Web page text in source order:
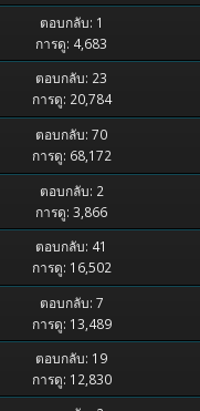
ตอบกลับ: 1
การดู: 4,683
ตอบกลับ: 23
การดู: 20,784
ตอบกลับ: 70
การดู: 68,172
ตอบกลับ: 2
การดู: 3,866
ตอบกลับ: 41
การดู: 16,502
ตอบกลับ: 7
การดู: 13,489
ตอบกลับ: 19
การดู: 12,830